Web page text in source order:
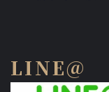
LINE@